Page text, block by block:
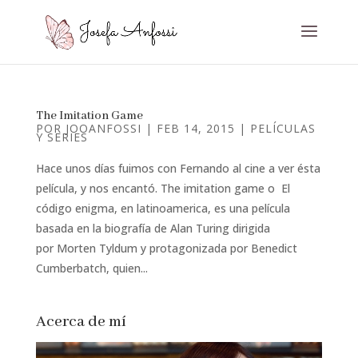
The Imitation Game
POR JOOANFOSSI | FEB 14, 2015 | PELÍCULAS
Y SERIES
Hace unos días fuimos con Fernando al cine a ver ésta
película, y nos encantó. The imitation game o El
código enigma, en latinoamerica, es una película
basada en la biografía de Alan Turing dirigida
por Morten Tyldum y protagonizada por Benedict
Cumberbatch, quien...
Acerca de mí